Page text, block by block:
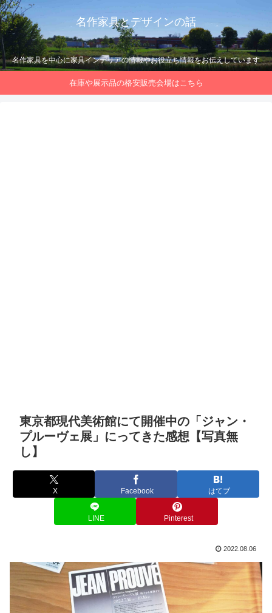
名作家具とデザインの話
名作家具を中心に家具インテリアの情報やお役立ち情報をお伝えしています
在庫や展示品の格安販売会場はこちら
東京都現代美術館にて開催中の「ジャン・
プルーヴェ展」にってきた感想【写真無
し】
X Facebook はてブ
LINE Pinterest
2022.08.06